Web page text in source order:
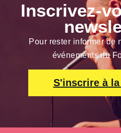
Inscrivez-
Pour rester informer de
événements du
S'inscrire à